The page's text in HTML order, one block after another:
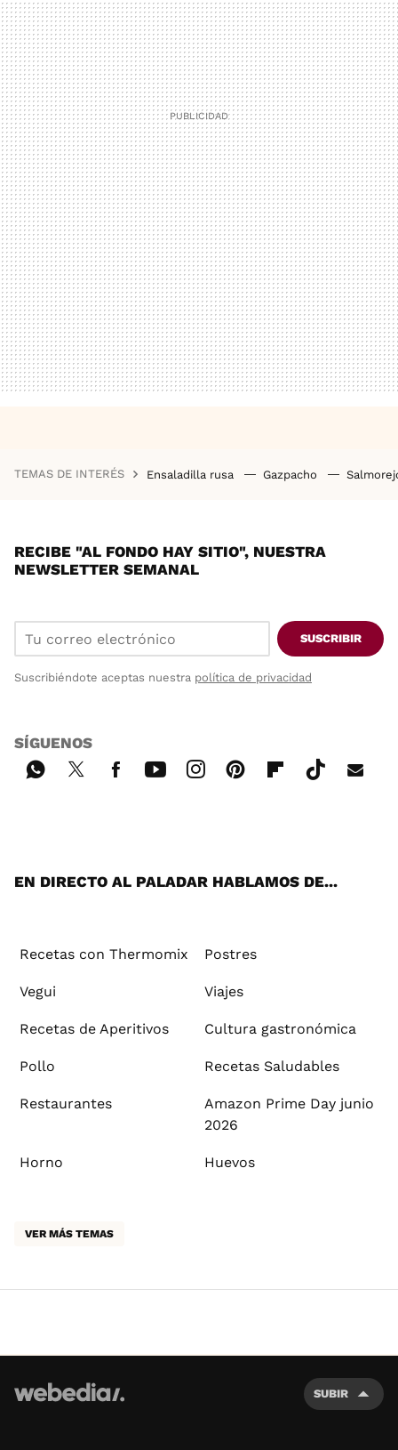
TEMAS DE INTERÉS Ensaladilla rusa Gazpacho
RECIBE "AL FONDO HAY SITIO", NUESTRA
NEWSLETTER SEMANAL
SUSCRIBIR
Suscribiéndote aceptas nuestra política de privacidad
SÍGUENOS
EN DIRECTO AL PALADAR HABLAMOS DE...
Recetas con Thermomix Postres
Vegui Viajes
Recetas de Aperitivos Cultura gastronómica
Pollo Recetas Saludables
Restaurantes
Amazon Prime Day junio
2026
Horno Huevos
VER MÁS TEMAS
SUBIR